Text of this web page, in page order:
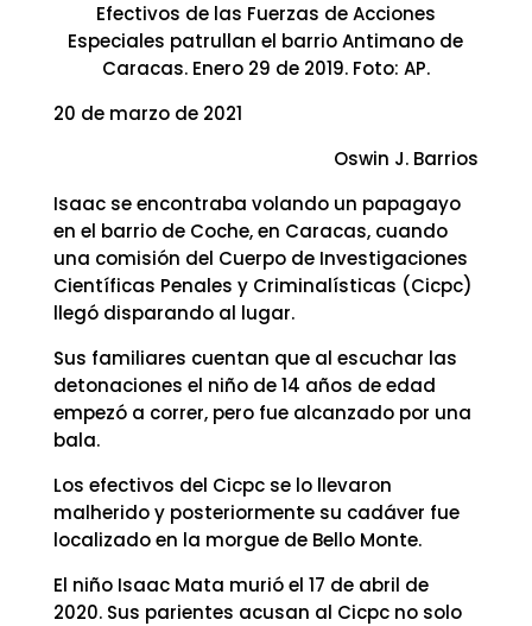
Efectivos de las Fuerzas de Acciones
Especiales patrullan el barrio Antimano de
Caracas. Enero 29 de 2019. Foto: AP.
20 de marzo de 2021
Oswin J. Barrios
Isaac se encontraba volando un papagayo
en el barrio de Coche, en Caracas, cuando
una comisión del Cuerpo de Investigaciones
Científicas Penales y Criminalísticas (Cicpc)
llegó disparando al lugar.
Sus familiares cuentan que al escuchar las
detonaciones el niño de 14 años de edad
empezó a correr, pero fue alcanzado por una
bala.
Los efectivos del Cicpc se lo llevaron
malherido y posteriormente su cadáver fue
localizado en la morgue de Bello Monte.
El niño Isaac Mata murió el 17 de abril de
2020. Sus parientes acusan al Cicpc no solo